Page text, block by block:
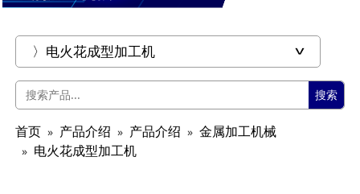
搜索
首页 产品介绍 产品介绍
金属加工机械
电火花成型加工机